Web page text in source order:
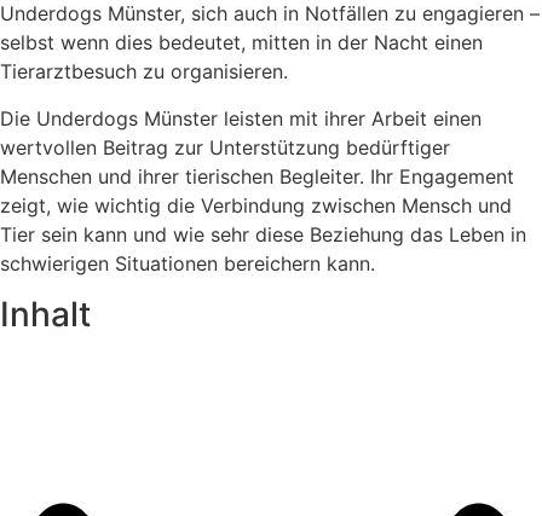
Underdogs Münster, sich auch in Notfällen zu engagieren –
selbst wenn dies bedeutet, mitten in der Nacht einen
Tierarztbesuch zu organisieren.
Die Underdogs Münster leisten mit ihrer Arbeit einen
wertvollen Beitrag zur Unterstützung bedürftiger
Menschen und ihrer tierischen Begleiter. Ihr Engagement
zeigt, wie wichtig die Verbindung zwischen Mensch und
Tier sein kann und wie sehr diese Beziehung das Leben in
schwierigen Situationen bereichern kann.
Inhalt